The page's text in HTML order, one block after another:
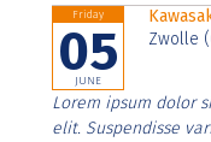
Friday
05
JUNE
Zwolle
Lorem ipsum dolor
elit. Suspendisse